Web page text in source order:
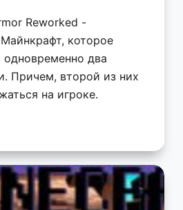
Reworked -
которое
два
Причем, второй из них
на игроке.